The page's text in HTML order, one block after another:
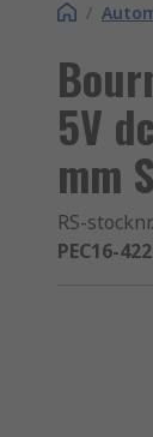
/
5V
mm
RS-stocknr.
PEC16-